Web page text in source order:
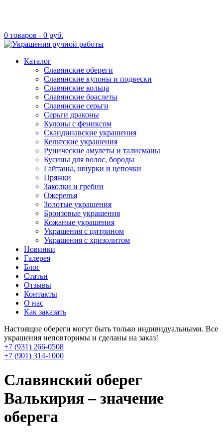
0 товаров - 0 руб.
Каталог
Славянские обереги
Славянские кулоны и подвески
Славянские кольца
Славянские браслеты
Славянские серьги
Серьги драконы
Кулоны с фениксом
Скандинавские украшения
Кельтские украшения
Рунические амулеты и талисманы
Бусины для волос, бороды
Гайтаны, шнурки и цепочки
Пряжки
Заколки и гребни
Ожерелья
Золотые украшения
Бронзовые украшения
Кожаные украшения
Украшения с цитрином
Украшения с хризолитом
Новинки
Галерея
Блог
Статьи
Отзывы
Контакты
О нас
Как заказать
Настоящие обереги могут быть только индивидуальными. Все
украшения неповторимы и сделаны на заказ!
+7 (931) 266-0508
+7 (901) 314-1000
Славянский оберег
Валькирия – значение
оберега